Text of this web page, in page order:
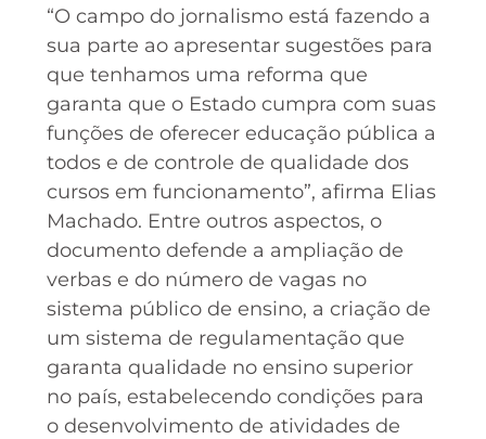
“O campo do jornalismo está fazendo a
sua parte ao apresentar sugestões para
que tenhamos uma reforma que
garanta que o Estado cumpra com suas
funções de oferecer educação pública a
todos e de controle de qualidade dos
cursos em funcionamento”, afirma Elias
Machado. Entre outros aspectos, o
documento defende a ampliação de
verbas e do número de vagas no
sistema público de ensino, a criação de
um sistema de regulamentação que
garanta qualidade no ensino superior
no país, estabelecendo condições para
o desenvolvimento de atividades de